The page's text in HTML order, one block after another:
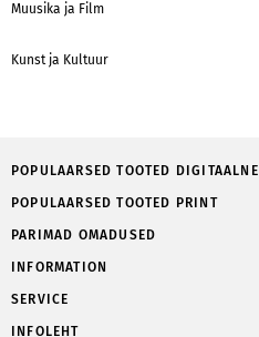
Muusika ja Film
Kunst ja Kultuur
POPULAARSED TOOTED DIGITAALNE
POPULAARSED TOOTED PRINT
PARIMAD OMADUSED
INFORMATION
SERVICE
INFOLEHT